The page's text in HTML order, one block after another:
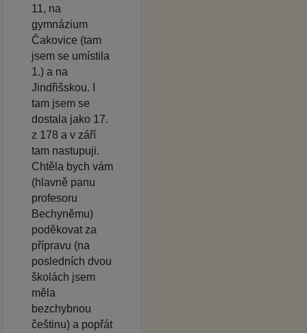
11, na
gymnázium
Čakovice (tam
jsem se umístila
1.) a na
Jindřišskou. I
tam jsem se
dostala jako 17.
z 178 a v září
tam nastupuji.
Chtěla bych vám
(hlavně panu
profesoru
Bechyněmu)
poděkovat za
přípravu (na
posledních dvou
školách jsem
měla
bezchybnou
češtinu) a popřát